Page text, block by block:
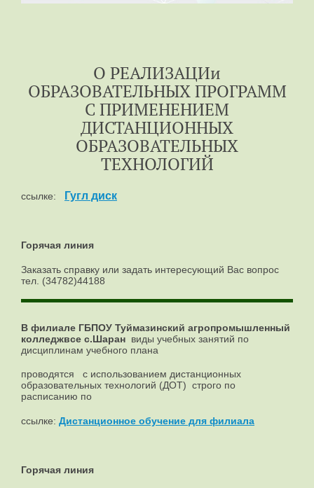
О РЕАЛИЗАЦИи
ОБРАЗОВАТЕЛЬНЫХ ПРОГРАММ
С ПРИМЕНЕНИЕМ
ДИСТАНЦИОННЫХ
ОБРАЗОВАТЕЛЬНЫХ
ТЕХНОЛОГИЙ
ссылке: Гугл диск
Горячая линия
Заказать справку или задать интересующий Вас вопрос
тел. (34782)44188
В филиале ГБПОУ Туймазинский агропромышленный
колледжвсе с.Шаран виды учебных занятий по
дисциплинам учебного плана
проводятся с использованием дистанционных
образовательных технологий (ДОТ) строго по
расписанию по
ссылке: Дистанционное обучение для филиала
Горячая линия